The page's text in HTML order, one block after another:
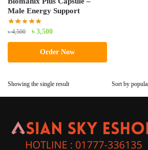
Male Energy Support
৳4,500
Original
price
was:
৳ 4,500.
৳ 3,500Current
price
is:
৳ 3,500.
Order Now
Showing the single result